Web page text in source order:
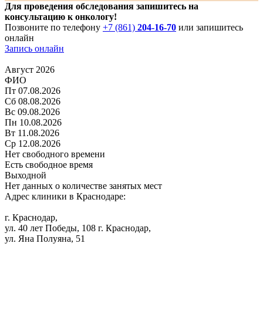
Для проведения обследования запишитесь на
консультацию к онкологу!
Позвоните по телефону +7 (861) 204-16-70 или запишитесь
онлайн
Запись онлайн
Август 2026
ФИО
Пт 07.08.2026
Сб 08.08.2026
Вс 09.08.2026
Пн 10.08.2026
Вт 11.08.2026
Ср 12.08.2026
Нет свободного времени
Есть свободное время
Выходной
Нет данных о количестве занятых мест
Адрес клиники в Краснодаре:
г. Краснодар,
ул. 40 лет Победы, 108 г. Краснодар,
ул. Яна Полуяна, 51